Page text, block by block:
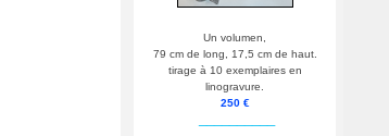
Un volumen,
79 cm de long, 17,5 cm de haut.
tirage à 10 exemplaires en
linogravure.
250 €